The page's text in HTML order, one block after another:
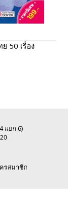
50 เรื่อง
แยก 6)
รสมาชิก